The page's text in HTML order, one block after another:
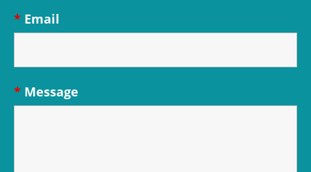
Email
*
Message
*